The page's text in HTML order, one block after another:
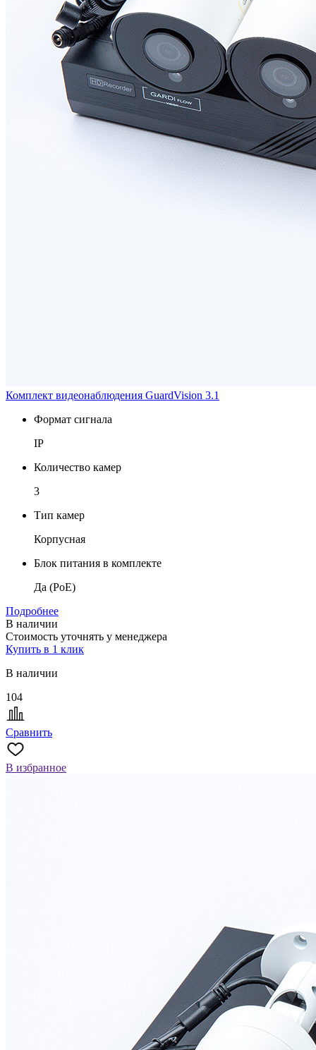
Комплект видеонаблюдения GuardVision 3.1
Формат сигнала
IP
Количество камер
3
Тип камер
Корпусная
Блок питания в комплекте
Да (PoE)
Подробнее
В наличии
Стоимость уточнять у менеджера
Купить в 1 клик
В наличии
104
Сравнить
В избранное